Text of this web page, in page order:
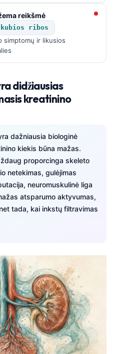
reikšmė
ribos
simptomų ir likusios
didžiausias
kreatinino
dažniausia biologinė
kiekis būna mažas.
proporcinga skeleto
netekimas, gulėjimas
neuromuskulinė liga
atsparumo aktyvumas,
tada, kai inkstų filtravimas